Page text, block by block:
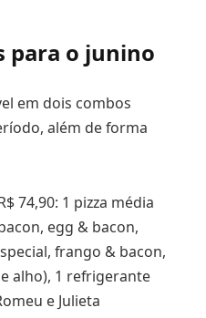
para o junino
em dois combos
além de forma
74,90: 1 pizza média
egg & bacon,
frango & bacon,
alho), 1 refrigerante
e Julieta